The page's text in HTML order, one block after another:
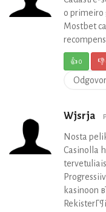
o
Mostbet
👍0 👎
Wjsrja
Nosta
Casinolla
kasinoon